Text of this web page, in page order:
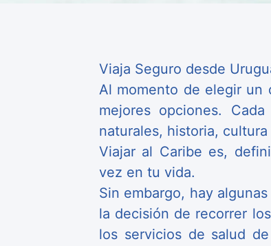
Viaja Seguro desde
Al momento de elegir un
mejores opciones.
naturales, historia,
Viajar al Caribe es,
vez en tu vida.
Sin embargo, hay
la decisión de recorrer
los servicios de salud